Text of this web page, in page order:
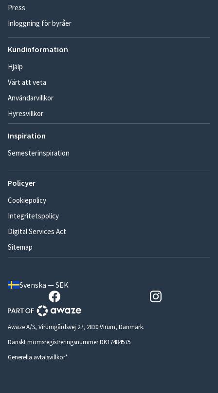
Press
Inloggning för byråer
Kundinformation
Hjälp
Värt att veta
Användarvillkor
Hyresvillkor
Inspiration
Semesterinspiration
Policyer
Cookiepolicy
Integritetspolicy
Digital Services Act
Sitemap
Svenska — SEK
Awaze A/S, Virumgårdsvej 27, 2830 Virum, Danmark.
Danskt momsregistreringsnummer DK17484575
Generella avtalsvillkor*